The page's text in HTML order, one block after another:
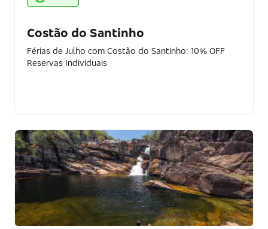
Costão do Santinho
Férias de Julho com Costão do Santinho: 10% OFF
Reservas Individuais